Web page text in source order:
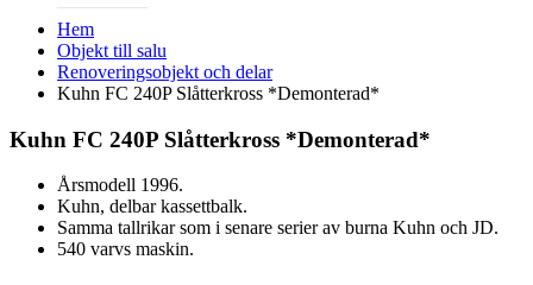
Hem
Objekt till salu
Renoveringsobjekt och delar
Kuhn FC 240P Slåtterkross *Demonterad*
Kuhn FC 240P Slåtterkross *Demonterad*
Årsmodell 1996.
Kuhn, delbar kassettbalk.
Samma tallrikar som i senare serier av burna Kuhn och JD.
540 varvs maskin.